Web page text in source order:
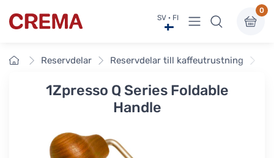
Crema SV · FI Visa undermeny
0
Framsidan
Reservdelar Reservdelar till kaffeutrustning
1Zpresso Q Series Foldable
Handle